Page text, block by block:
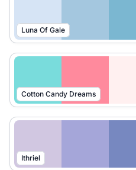
Luna Of Gale
Cotton Candy Dreams
Ithriel